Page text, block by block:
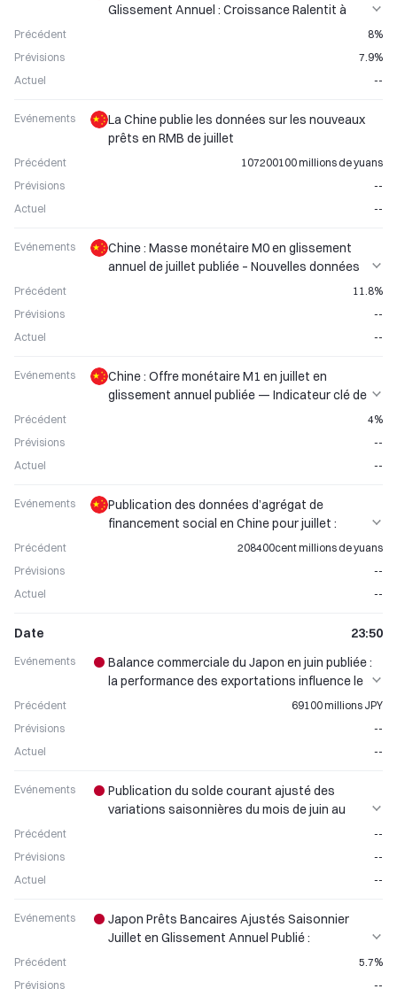
Glissement Annuel : Croissance Ralentit à
Précédent
8%
Prévisions
7.9%
Actuel
--
Evénements
La Chine publie les données sur les nouveaux
prêts en RMB de juillet
Précédent
107200100 millions de yuans
Prévisions
--
Actuel
--
Evénements
Chine : Masse monétaire M0 en glissement
annuel de juillet publiée – Nouvelles données
Précédent
11.8%
Prévisions
--
Actuel
--
Evénements
Chine : Offre monétaire M1 en juillet en
glissement annuel publiée — Indicateur clé de
Précédent
4%
Prévisions
--
Actuel
--
Evénements
Publication des données d’agrégat de
financement social en Chine pour juillet :
aperçu du soutien financier à l’économie réelle
Précédent
208400cent millions de yuans
Prévisions
--
Actuel
--
Date 23:50
Evénements
Balance commerciale du Japon en juin publiée :
la performance des exportations influence le
Précédent
69100 millions JPY
Prévisions
--
Actuel
--
Evénements
Publication du solde courant ajusté des
variations saisonnières du mois de juin au
Précédent
--
Prévisions
--
Actuel
--
Evénements
Japon Prêts Bancaires Ajustés Saisonnier
Juillet en Glissement Annuel Publié :
Précédent
5.7%
Prévisions
--